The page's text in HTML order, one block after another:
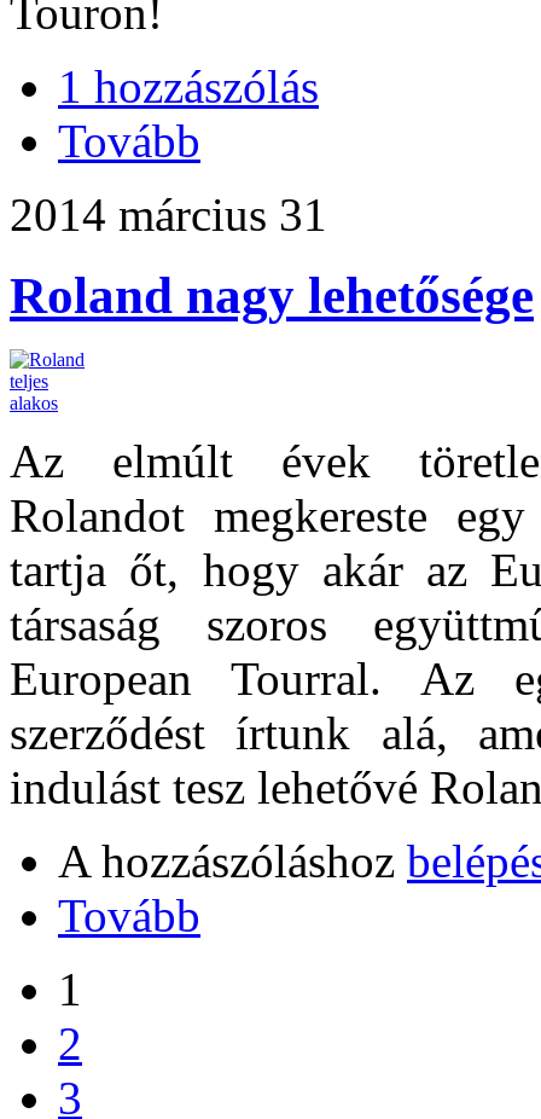
Touron!
1 hozzászólás
Tovább
2014 március 31
Roland nagy lehetősége
Az elmúlt évek
Rolandot megkereste
tartja őt, hogy akár az
társaság szoros
European Tourral. Az
szerződést írtunk alá,
indulást tesz lehetővé
A hozzászóláshoz
Tovább
1
2
3